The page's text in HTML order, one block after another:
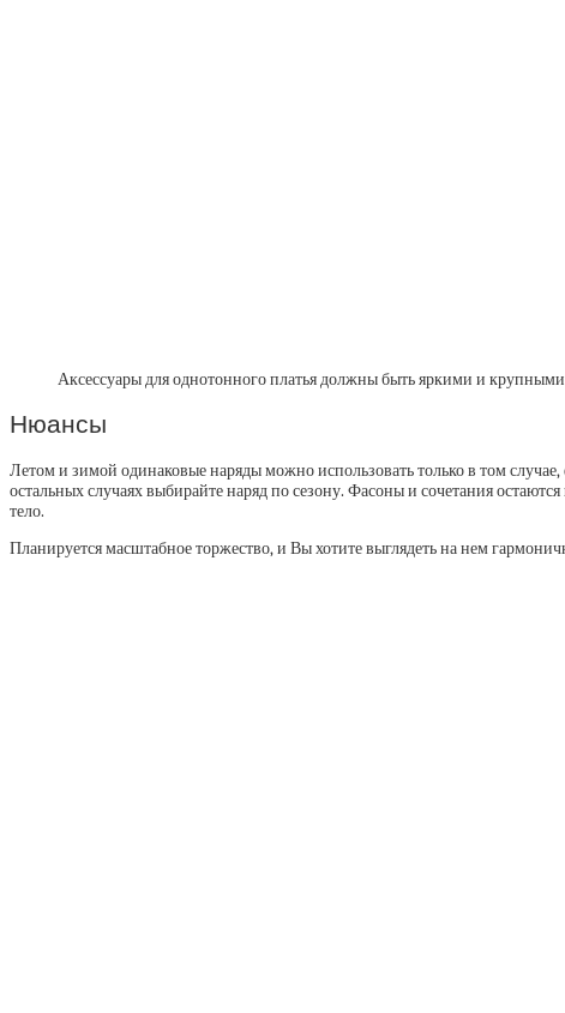
Аксессуары для однотонного платья должны быть яркими и крупными
Нюансы
Летом и зимой одинаковые наряды можно использовать только в том
остальных случаях выбирайте наряд по сезону. Фасоны и сочетания
тело.
Планируется масштабное торжество, и Вы хотите выглядеть на нем